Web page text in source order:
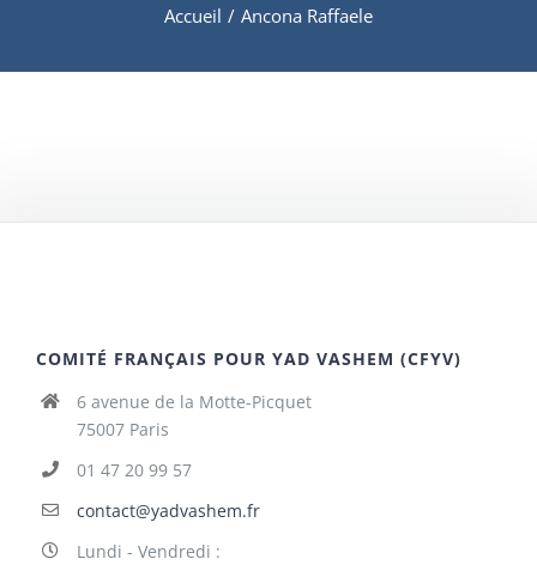
Accueil / Ancona Raffaele
COMITÉ FRANÇAIS POUR YAD VASHEM (CFYV)
6 avenue de la Motte-Picquet
75007 Paris
01 47 20 99 57
contact@yadvashem.fr
Lundi - Vendredi :